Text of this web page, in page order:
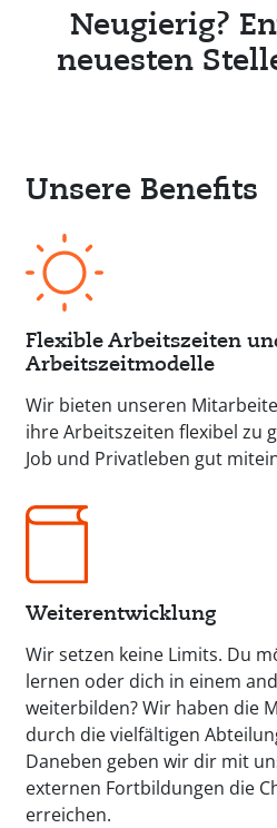
Neugierig?
neuesten
Unsere Benefits
Flexible Arbeitszeiten
Arbeitszeitmodelle
Wir bieten unseren
ihre Arbeitszeiten flexibel zu
Job und Privatleben gut
Weiterentwicklung
Wir setzen keine Limits. Du
lernen oder dich in einem
weiterbilden? Wir haben die
durch die vielfältigen
Daneben geben wir dir mit
externen Fortbildungen die
erreichen.